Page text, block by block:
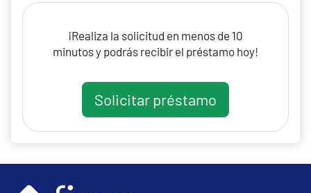
¡Realiza la solicitud en menos de 10
minutos y podrás recibir el préstamo hoy!
Solicitar préstamo